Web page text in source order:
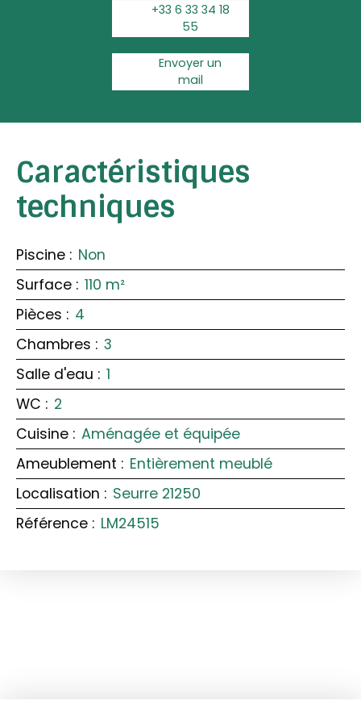
+33 6 33 34 18
55
Envoyer un
mail
Caractéristiques
techniques
Piscine : Non
Surface : 110 m²
Pièces : 4
Chambres : 3
Salle d'eau : 1
WC : 2
Cuisine : Aménagée et équipée
Ameublement : Entièrement meublé
Localisation : Seurre 21250
Référence : LM24515